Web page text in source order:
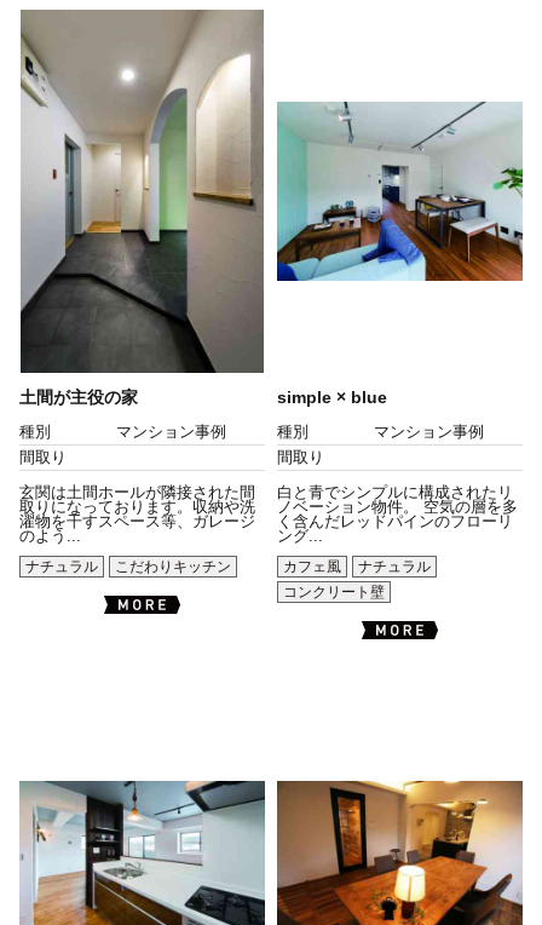
土間が主役の家
種別
マンション事例
間取り
玄関は土間ホールが隣接された間
取りになっております。収納や洗
濯物を干すスペース等、ガレージ
のよう...
ナチュラル
こだわりキッチン
simple × blue
種別
マンション事例
間取り
白と青でシンプルに構成されたリ
ノベーション物件。 空気の層を多
く含んだレッドパインのフローリ
ング...
カフェ風
ナチュラル
コンクリート壁